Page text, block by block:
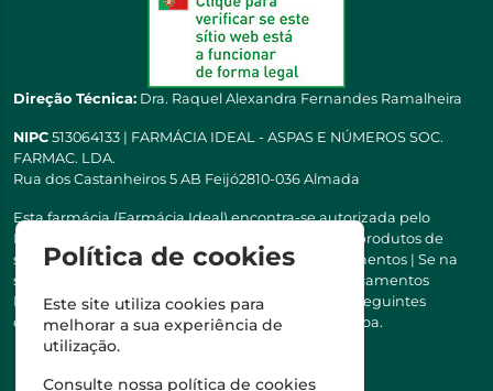
Direção Técnica: Dra. Raquel Alexandra Fernandes Ramalheira
NIPC 513064133 | FARMÁCIA IDEAL - ASPAS E NÚMEROS SOC.
FARMAC. LDA.
Rua dos Castanheiros 5 AB Feijó2810-036 Almada
Esta farmácia (Farmácia Ideal) encontra-se autorizada pelo
INFARMED para a dispensa de medicamentos e produtos de
saúde ao domicílio e através da internet. Medicamentos | Se na
sua receita tiver MSRM, MNSRM, MSRMV ou Medicamentos
Manipulados, estes só podem ser entregues nos seguintes
concelhos: Almada, Seixal, Sesimbra, Oeiras e Lisboa.
Política de cookies
Este site utiliza cookies para
melhorar a sua experiência de
utilização.
Consulte nossa política de cookies